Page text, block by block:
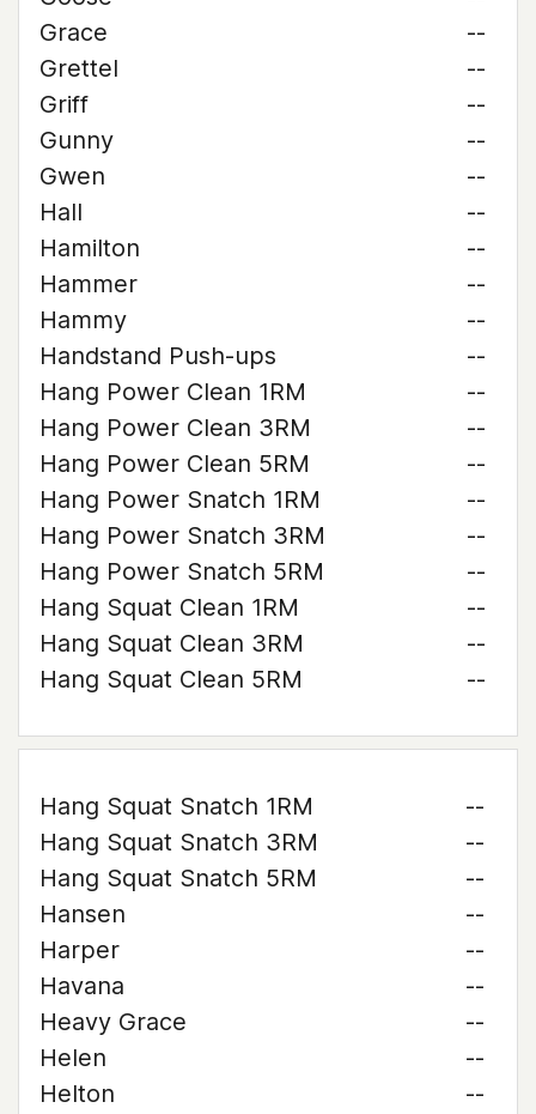
Grace
--
Grettel
--
Griff
--
Gunny
--
Gwen
--
Hall
--
Hamilton
--
Hammer
--
Hammy
--
Handstand Push-ups
--
Hang Power Clean 1RM
--
Hang Power Clean 3RM
--
Hang Power Clean 5RM
--
Hang Power Snatch 1RM
--
Hang Power Snatch 3RM
--
Hang Power Snatch 5RM
--
Hang Squat Clean 1RM
--
Hang Squat Clean 3RM
--
Hang Squat Clean 5RM
--
Hang Squat Snatch 1RM
--
Hang Squat Snatch 3RM
--
Hang Squat Snatch 5RM
--
Hansen
--
Harper
--
Havana
--
Heavy Grace
--
Helen
--
Helton
--